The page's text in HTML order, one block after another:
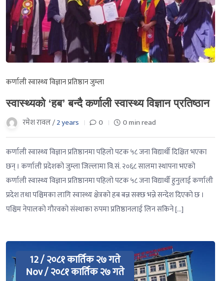
कर्णाली स्वास्थ्य विज्ञान प्रतिष्ठान जुम्ला
स्वास्थ्यको ‘हब’ बन्दै कर्णाली स्वास्थ्य विज्ञान प्रतिष्ठान
रमेश रावल /2 years 0 0 min read
कर्णाली स्वास्थ्य विज्ञान प्रतिष्ठानमा पहिलो पटक ५८ जना विद्यार्थी दिक्षित भएका
छन् । कर्णाली प्रदेशको जुम्ला जिल्लामा वि.सं. २०६८ सालमा स्थापना भएको
कर्णाली स्वास्थ्य विज्ञान प्रतिष्ठानमा पहिलो पटक ५८ जना विद्यार्थी हुनुलाई कर्णाली
प्रदेश तथा पश्चिमका लागि स्वास्थ्य क्षेत्रको हब बन्न सक्छ भन्ने सन्देश दिएको छ ।
पश्चिम नेपालको गौरवको संस्थाका रुपमा प्रतिष्ठानलाई लिन सकिने […]
12 / २०८१ कार्तिक २७ गते
Nov / २०८१ कार्तिक २७ गते